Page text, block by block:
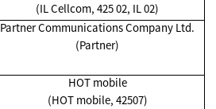
(IL Cellcom, 425 02, IL 02)
Partner Communications Company Ltd.
(Partner)
HOT mobile
(HOT mobile, 42507)